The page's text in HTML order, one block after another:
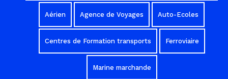
Aérien Agence de Voyages Auto-Ecoles
Centres de Formation transports Ferroviaire
Marine marchande